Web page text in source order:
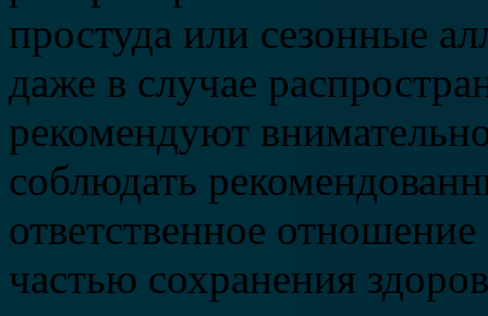
простуда или сезонные
даже в случае
рекомендуют
соблюдать
ответственное
частью сохранения